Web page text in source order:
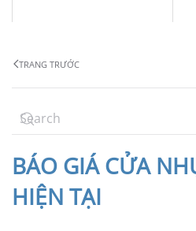
TRANG TRƯỚC
BÁO GIÁ CỬA
HIỆN TẠI